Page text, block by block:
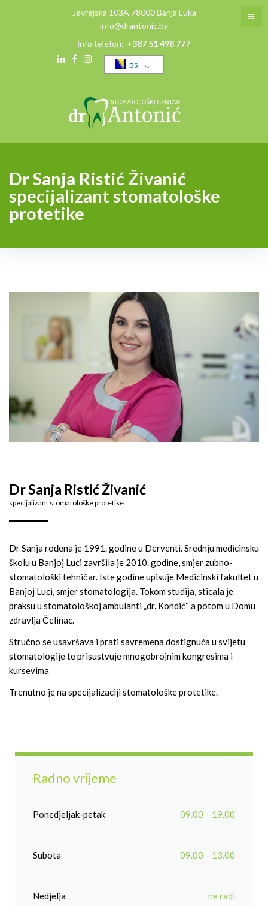
Jevrejska 103A 78000 Banja Luka
info@drantonic.ba
info telefon: +387 51 498 777
BS
Dr Sanja Ristić Živanić
specijalizant stomatološke
protetike
Dr Sanja Ristić Živanić
specijalizant stomatološke protetike
Dr Sanja rođena je 1991. godine u Derventi. Srednju medicinsku
školu u Banjoj Luci završila je 2010. godine, smjer zubno-
stomatološki tehničar. Iste godine upisuje Medicinski fakultet u
Banjoj Luci, smjer stomatologija. Tokom studija, sticala je
praksu u stomatološkoj ambulanti „dr. Kondić“ a potom u Domu
zdravlja Čelinac.
Stručno se usavršava i prati savremena dostignuća u svijetu
stomatologije te prisustvuje mnogobrojnim kongresima i
kursevima
Trenutno je na specijalizaciji stomatološke protetike.
Radno vrijeme
Ponedjeljak-petak 09.00 – 19.00
Subota 09.00 – 13.00
Nedjelja ne radi